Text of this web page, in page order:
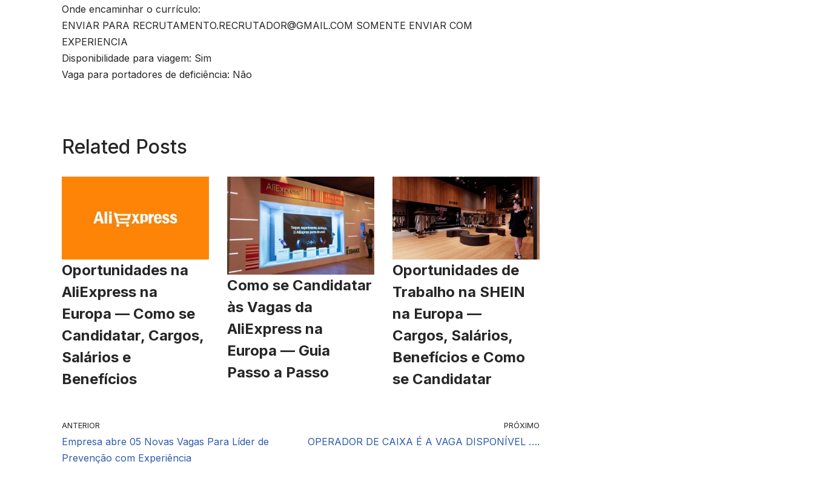
Onde encaminhar o currículo:
ENVIAR PARA RECRUTAMENTO.RECRUTADOR@GMAIL.COM SOMENTE ENVIAR COM
EXPERIENCIA
Disponibilidade para viagem: Sim
Vaga para portadores de deficiência: Não
Related Posts
Oportunidades na
AliExpress na
Europa — Como se
Candidatar, Cargos,
Salários e
Benefícios
Como se Candidatar
às Vagas da
AliExpress na
Europa — Guia
Passo a Passo
Oportunidades de
Trabalho na SHEIN
na Europa —
Cargos, Salários,
Benefícios e Como
se Candidatar
ANTERIOR
Empresa abre 05 Novas Vagas Para Líder de
Prevenção com Experiência
PRÓXIMO
OPERADOR DE CAIXA É A VAGA DISPONÍVEL ….